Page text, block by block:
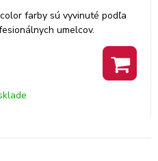
farby sú vyvinuté podľa
umelcov.
z organickej arabskej gumy a
anorganických jemne
dokonalú priľnavosť a
poskytujú nespočetné